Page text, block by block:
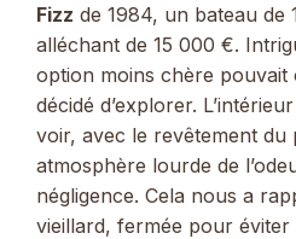
Fizz de 1984, un bateau de
alléchant de 15 000 €.
option moins chère
décidé d’explorer.
voir, avec le revêtement du
atmosphère lourde de
négligence. Cela nous a
vieillard, fermée pour éviter